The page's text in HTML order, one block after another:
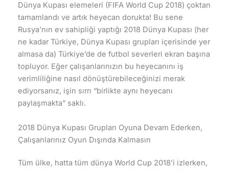
Dünya Kupası elemeleri (FIFA World Cup 2018) çoktan
tamamlandı ve artık heyecan dorukta! Bu sene
Rusya’nın ev sahipliği yaptığı 2018 Dünya Kupası (her
ne kadar Türkiye, Dünya Kupası grupları içerisinde yer
almasa da) Türkiye’de de futbol severleri ekran başına
topluyor. Eğer çalışanlarınızın bu heyecanını iş
verimliliğine nasıl dönüştürebileceğinizi merak
ediyorsanız, işin sırrı “birlikte aynı heyecanı
paylaşmakta” saklı.
2018 Dünya Kupası Grupları Oyuna Devam Ederken,
Çalışanlarınız Oyun Dışında Kalmasın
Tüm ülke, hatta tüm dünya World Cup 2018’i izlerken,